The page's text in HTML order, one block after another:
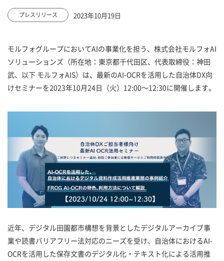
プレスリリース 2023年10月19日
モルフォグループにおいてAIの事業化を担う、株式会社モルフォAI
ソリューションズ（所在地：東京都千代田区、代表取締役：神田
武、以下 モルフォAIS）は、最新のAI-OCRを活用した自治体DX向
けセミナーを2023年10月24日（火）12:00～12:30に開催します。
近年、デジタル田園都市構想を背景としたデジタルアーカイブ事
業や読書バリアフリー法対応のニーズを受け、自治体におけるAI-
OCRを活用した保存文書のデジタル化・テキスト化による活用推